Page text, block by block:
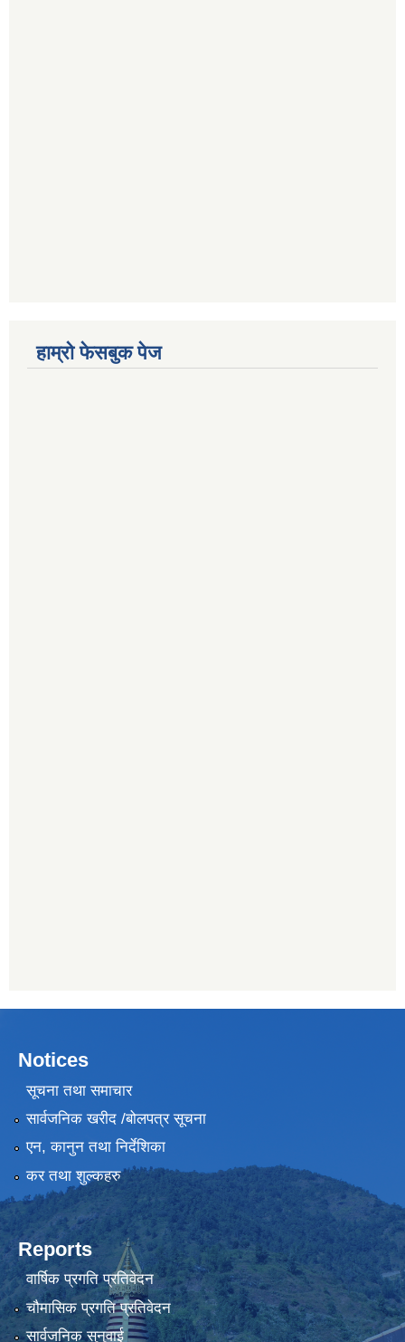
हाम्रो फेसबुक पेज
Notices
सूचना तथा समाचार
सार्वजनिक खरीद /बोलपत्र सूचना
एन, कानुन तथा निर्देशिका
कर तथा शुल्कहरु
Reports
वार्षिक प्रगति प्रतिवेदन
चौमासिक प्रगति प्रतिवेदन
सार्वजनिक सुनुवाई